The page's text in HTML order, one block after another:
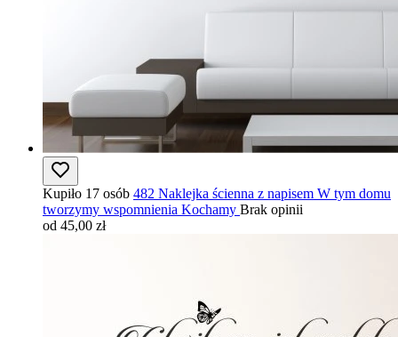
Kupiło 17 osób 482 Naklejka ścienna z napisem W tym domu
tworzymy wspomnienia Kochamy Brak opinii
od 45,00 zł